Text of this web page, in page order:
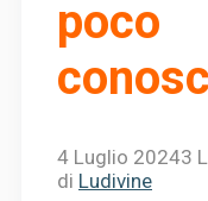
poco
4 Luglio 20243
di Ludivine